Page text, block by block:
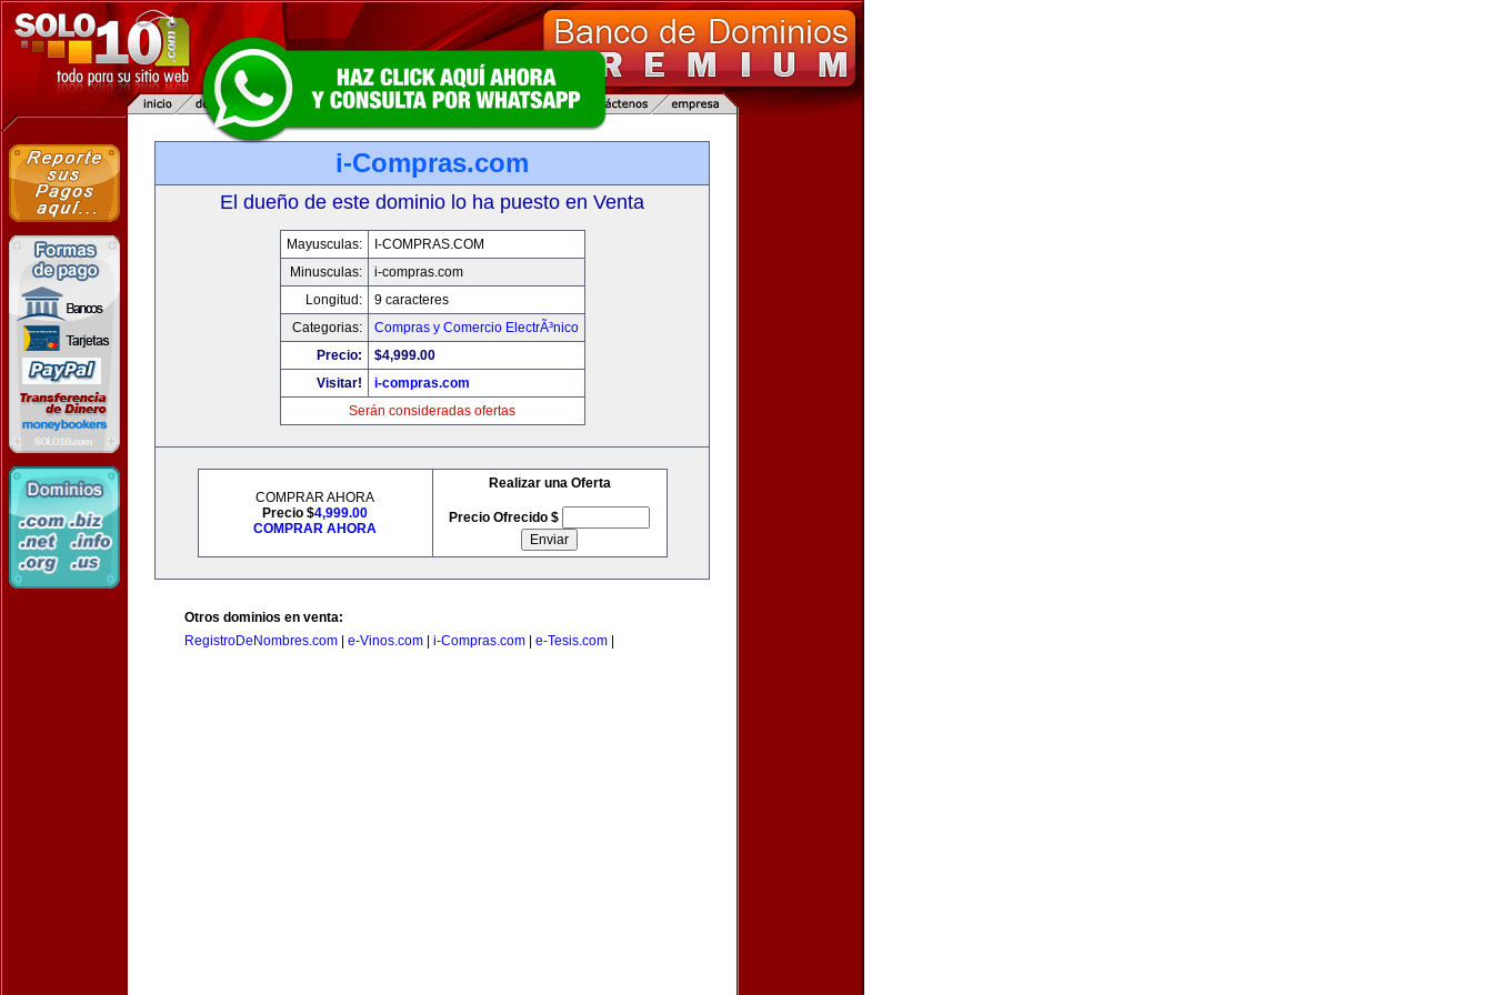
i-Compras.com
El dueño de este dominio lo ha puesto en Venta
Mayusculas:
I-COMPRAS.COM
Minusculas:
i-compras.com
Longitud:
9 caracteres
Categorias:
Compras y Comercio ElectrÃ³nico
Precio:
$4,999.00
Visitar!
i-compras.com
Serán consideradas ofertas
COMPRAR AHORA
Precio $4,999.00
COMPRAR AHORA
Realizar una Oferta
Precio Ofrecido $
Otros dominios en venta:
RegistroDeNombres.com
e-Vinos.com i-Compras.com e-Tesis.com